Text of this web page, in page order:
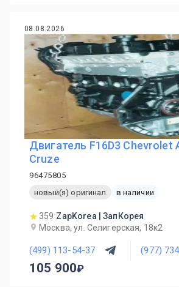
08.08.2026
Двигатель F16D3 Chevrolet
Cruze
96475805
новый(я) оригинал
в наличии
359 ZapKorea | ЗапКорея
Москва, ул. Селигерская, 18к2
(499) 113-54-37 (977)
105 900